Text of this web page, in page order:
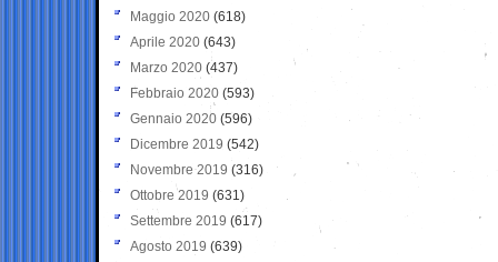
Maggio 2020 (618)
Aprile 2020 (643)
Marzo 2020 (437)
Febbraio 2020 (593)
Gennaio 2020 (596)
Dicembre 2019 (542)
Novembre 2019 (316)
Ottobre 2019 (631)
Settembre 2019 (617)
Agosto 2019 (639)